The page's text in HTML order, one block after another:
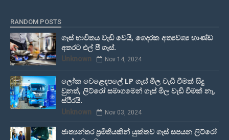
RANDOM POSTS
ගෑස් භාවිතය වැඩි වෙයි, ගෙදරක අත්‍යවශ්‍ය භාණ්ඩ
අතරට එල් පී ගෑස්.
Unknown Nov 14, 2024
ලෝක වෙළෙඳපලේ LP ගෑස් මිල වැඩි වීමක් සිදු
වුනත්, ලිට්රෝ සමාගමෙන් ගෑස් මිල වැඩි වීමක් නෑ,
ස්ථිරයි.
Unknown Nov 03, 2024
ජාත්‍යන්තර ප්‍රමිතියකින් යුක්තව ගෑස් සපයන ලිට්රෝ